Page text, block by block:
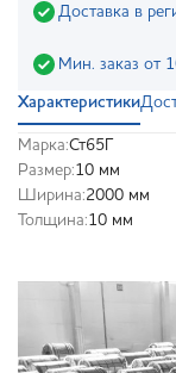
Доставка в
Мин. заказ от
Характеристики
Марка:Ст65Г
Размер:10 мм
Ширина:2000 мм
Толщина:10 мм